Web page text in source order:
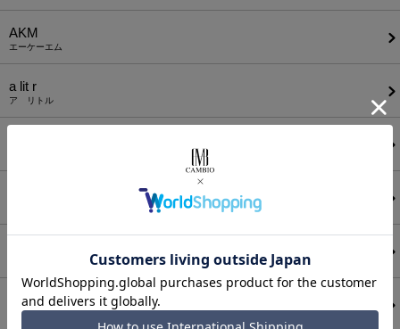
AKM
エーケーエム
a lit r
ア リトル
BODYSONG.
ボディソング